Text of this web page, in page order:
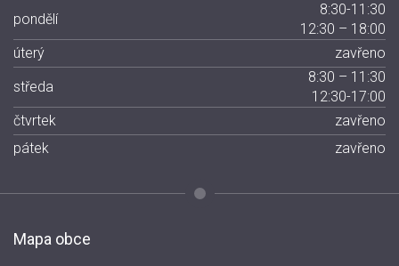
pondělí
8:30-11:30
12:30 – 18:00
úterý
zavřeno
středa
8:30 – 11:30
12:30-17:00
čtvrtek
zavřeno
pátek
zavřeno
Mapa obce